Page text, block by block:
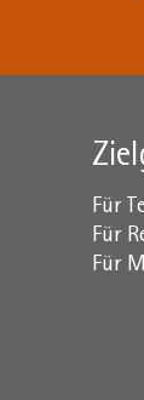
Für
Für
Für